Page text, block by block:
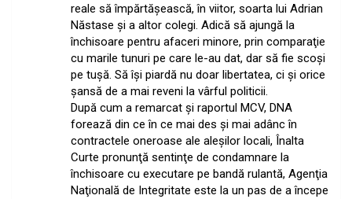
reale să împărtăşească, în viitor, soarta lui Adrian
Năstase şi a altor colegi. Adică să ajungă la
închisoare pentru afaceri minore, prin comparaţie
cu marile tunuri pe care le-au dat, dar să fie scoşi
pe tuşă. Să îşi piardă nu doar libertatea, ci şi orice
şansă de a mai reveni la vârful politicii.
După cum a remarcat şi raportul MCV, DNA
forează din ce în ce mai des şi mai adânc în
contractele oneroase ale aleşilor locali, Înalta
Curte pronunţă sentinţe de condamnare la
închisoare cu executare pe bandă rulantă, Agenţia
Naţională de Integritate este la un pas de a începe